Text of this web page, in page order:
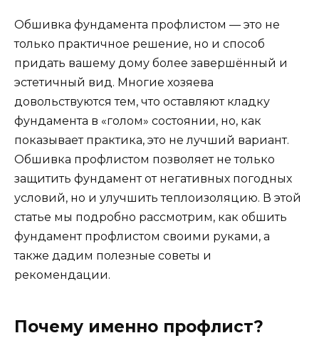
Обшивка фундамента профлистом — это не
только практичное решение, но и способ
придать вашему дому более завершённый и
эстетичный вид. Многие хозяева
довольствуются тем, что оставляют кладку
фундамента в «голом» состоянии, но, как
показывает практика, это не лучший вариант.
Обшивка профлистом позволяет не только
защитить фундамент от негативных погодных
условий, но и улучшить теплоизоляцию. В этой
статье мы подробно рассмотрим, как обшить
фундамент профлистом своими руками, а
также дадим полезные советы и
рекомендации.
Почему именно профлист?